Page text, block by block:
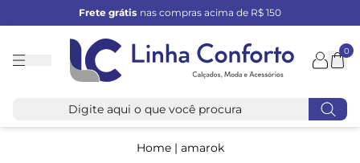
Frete grátis nas compras acima de R$ 150
Linha
0
Home| amarok